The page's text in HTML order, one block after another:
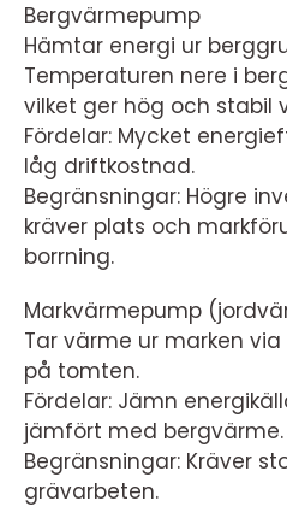
Bergvärmepump
Hämtar energi ur
Temperaturen nere i
vilket ger hög och stabil
Fördelar: Mycket
låg driftkostnad.
Begränsningar: Högre
kräver plats och
borrning.
Markvärmepump
Tar värme ur marken
på tomten.
Fördelar: Jämn
jämfört med bergvärme.
Begränsningar: Kräver
grävarbeten.